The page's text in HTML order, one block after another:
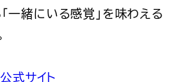
一緒にいる感覚」を味わえる
式サイト